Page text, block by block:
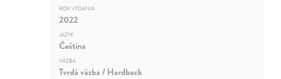
ROK VYDANIA
2022
JAZYK
Čeština
VÄZBA
Tvrdá väzba / Hardback